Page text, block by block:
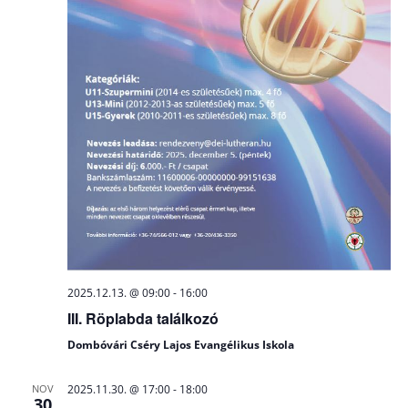
2025.12.13. @ 09:00- 16:00
III. Röplabda találkozó
Dombóvári Cséry Lajos Evangélikus Iskola
NOV 2025.11.30. @ 17:00- 18:00